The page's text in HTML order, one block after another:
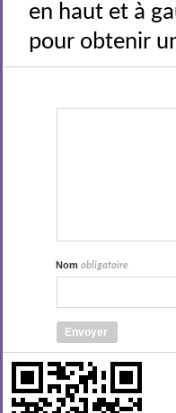
en haut et à
pour obtenir
Nomobligatoire